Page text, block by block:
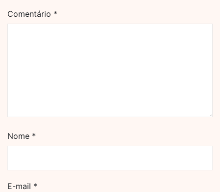
Comentário *
Nome *
E-mail *